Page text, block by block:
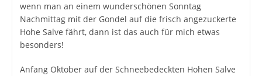
wenn man an einem wunderschönen Sonntag
Nachmittag mit der Gondel auf die frisch angezuckerte
Hohe Salve fährt, dann ist das auch für mich etwas
besonders!
Anfang Oktober auf der Schneebedeckten Hohen Salve